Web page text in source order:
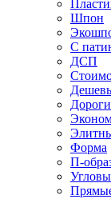
Шпон
С
ДСП
Форма
П-